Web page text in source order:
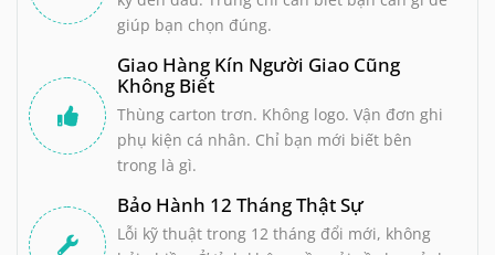
giúp bạn chọn đúng.
Giao Hàng Kín Người Giao Cũng
Không Biết
Thùng carton trơn. Không logo. Vận đơn ghi
phụ kiện cá nhân. Chỉ bạn mới biết bên
trong là gì.
Bảo Hành 12 Tháng Thật Sự
Lỗi kỹ thuật trong 12 tháng đổi mới, không